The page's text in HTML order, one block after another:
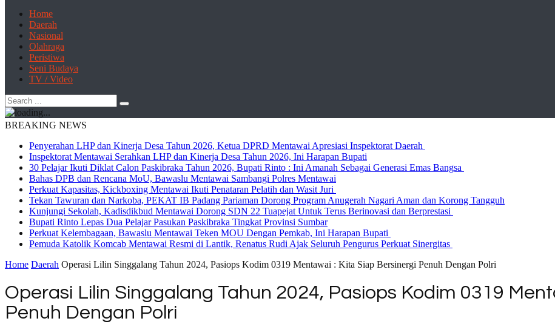
Home
Daerah
Nasional
Olahraga
Peristiwa
Seni Budaya
TV / Video
BREAKING NEWS
Penyerahan LHP dan Kinerja Desa Tahun 2026, Ketua DPRD Mentawai Apresiasi Inspektorat Daerah
Inspektorat Mentawai Serahkan LHP dan Kinerja Desa Tahun 2026, Ini Harapan Bupati
30 Pelajar Ikuti Diklat Calon Paskibraka Tahun 2026, Bupati Rinto : Ini Amanah Sebagai Generasi Emas Bangsa
Bahas DPB dan Rencana MoU, Bawaslu Mentawai Sambangi Polres Mentawai
Perkuat Kapasitas, Kickboxing Mentawai Ikuti Penataran Pelatih dan Wasit Juri
Tekan Tawuran dan Narkoba, PEKAT IB Padang Pariaman Dorong Program Anugerah Nagari Aman dan Korong Tangguh
Kunjungi Sekolah, Kadisdikbud Mentawai Dorong SDN 22 Tuapejat Untuk Terus Berinovasi dan Berprestasi
Bupati Rinto Lepas Dua Pelajar Pasukan Paskibraka Tingkat Provinsi Sumbar
Perkuat Kelembagaan, Bawaslu Mentawai Teken MOU Dengan Pemkab, Ini Harapan Bupati
Pemuda Katolik Komcab Mentawai Resmi di Lantik, Renatus Rudi Ajak Seluruh Pengurus Perkuat Sinergitas
Home Daerah Operasi Lilin Singgalang Tahun 2024, Pasiops Kodim 0319 Mentawai : Kita Siap Bersinergi Penuh Dengan Polri
Operasi Lilin Singgalang Tahun 2024, Pasiops Kodim 0319
Penuh Dengan Polri